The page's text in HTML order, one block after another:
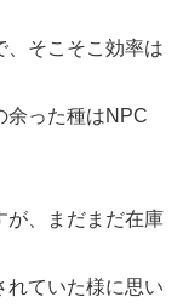
、そこそこ効率は
余った種はNPC
が、まだまだ在庫
れていた様に思い